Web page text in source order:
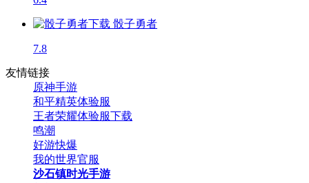
骰子勇者
7.8
友情链接
原神手游
和平精英体验服
王者荣耀体验服下载
鸣潮
好游快爆
我的世界官服
沙石镇时光手游